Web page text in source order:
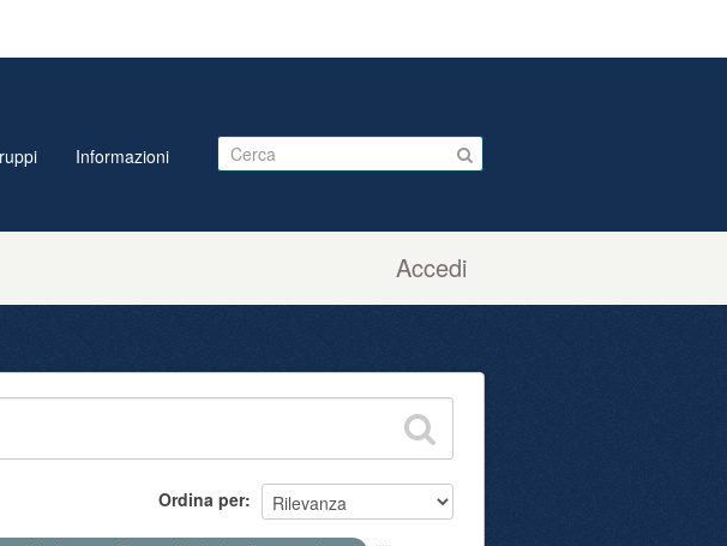
Accedi
Informazioni
Ordina per